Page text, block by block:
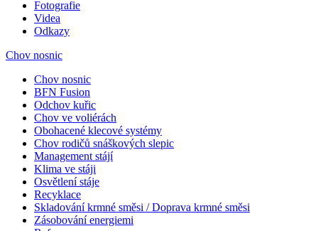
Fotografie
Videa
Odkazy
Chov nosnic
Chov nosnic
BFN Fusion
Odchov kuřic
Chov ve voliérách
Obohacené klecové systémy
Chov rodičů snáškových slepic
Management stájí
Klima ve stáji
Osvětlení stáje
Recyklace
Skladování krmné směsi / Doprava krmné směsi
Zásobování energiemi